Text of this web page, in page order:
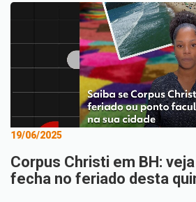
19/06/2025
Corpus Christi em BH:
fecha no feriado desta